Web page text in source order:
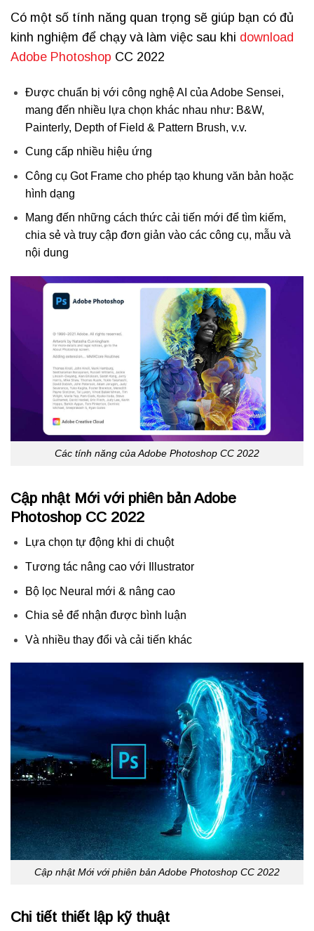
Có một số tính năng quan trọng sẽ giúp bạn có đủ
kinh nghiệm để chạy và làm việc sau khi download
Adobe Photoshop CC 2022
Được chuẩn bị với công nghệ AI của Adobe Sensei,
mang đến nhiều lựa chọn khác nhau như: B&W,
Painterly, Depth of Field & Pattern Brush, v.v.
Cung cấp nhiều hiệu ứng
Công cụ Got Frame cho phép tạo khung văn bản hoặc
hình dạng
Mang đến những cách thức cải tiến mới để tìm kiếm,
chia sẻ và truy cập đơn giản vào các công cụ, mẫu và
nội dung
Các tính năng của Adobe Photoshop CC 2022
Cập nhật Mới với phiên bản Adobe
Photoshop CC 2022
Lựa chọn tự động khi di chuột
Tương tác nâng cao với Illustrator
Bộ lọc Neural mới & nâng cao
Chia sẻ để nhận được bình luận
Và nhiều thay đổi và cải tiến khác
Cập nhật Mới với phiên bản Adobe Photoshop CC 2022
Chi tiết thiết lập kỹ thuật